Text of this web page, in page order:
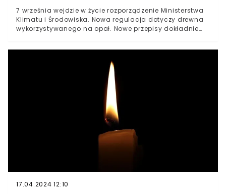
7 września wejdzie w życie rozporządzenie Ministerstwa
Klimatu i Środowiska. Nowa regulacja dotyczy drewna
wykorzystywanego na opał. Nowe przepisy dokładnie
17.04.2024 12:10